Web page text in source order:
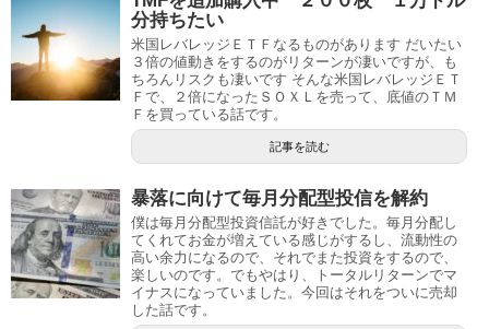
分持ちたい
米国レバレッジＥＴＦなるものがあります だいたい
３倍の値動きをするのがリターンが凄いですが、も
ちろんリスクも凄いです そんな米国レバレッジＥＴ
Ｆで、２倍になったＳＯＸＬを売って、底値のＴＭ
Ｆを買っている話です。
記事を読む
暴落に向けて毎月分配型投信を解約
僕は毎月分配型投資信託が好きでした。毎月分配し
てくれてお金が増えている感じがするし、流動性の
高い余力になるので、それでまた投資をするので、
楽しいのです。でもやはり、トータルリターンでマ
イナスになっていました。今回はそれをついに売却
した話です。